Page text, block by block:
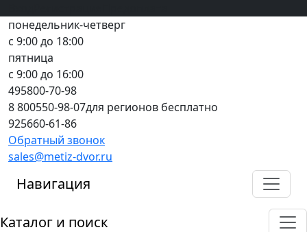
понедельник-четверг
с 9:00 до 18:00
пятница
с 9:00 до 16:00
495800-70-98
8 800550-98-07для регионов бесплатно
925660-61-86
Обратный звонок
sales@metiz-dvor.ru
Навигация
Каталог и поиск